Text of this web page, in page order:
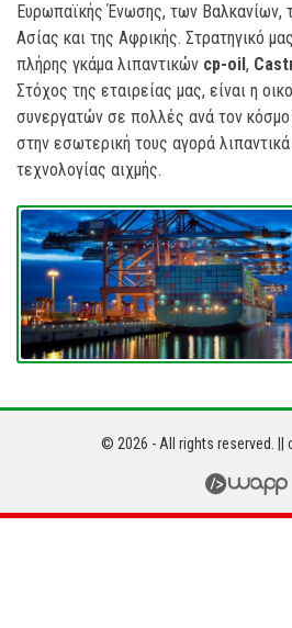
Ευρωπαϊκής Ένωσης, των Βαλκανίων,
Ασίας και της Αφρικής. Στρατηγικό
πλήρης γκάμα λιπαντικών cp-oil,
Στόχος της εταιρείας μας, είναι η
συνεργατών σε πολλές ανά τον
στην εσωτερική τους αγορά
τεχνολογίας αιχμής.
© 2026 - All rights reserved. ||